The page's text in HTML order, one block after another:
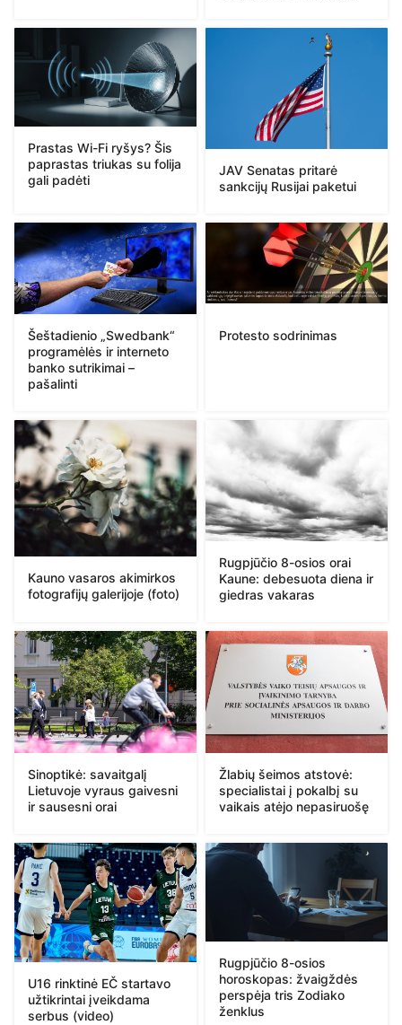
Prastas Wi-Fi ryšys? Šis
paprastas triukas su folija
gali padėti
JAV Senatas pritarė
sankcijų Rusijai paketui
Šeštadienio „Swedbank“
programėlės ir interneto
banko sutrikimai –
pašalinti
Protesto sodrinimas
Kauno vasaros akimirkos
fotografijų galerijoje (foto)
Rugpjūčio 8-osios orai
Kaune: debesuota diena ir
giedras vakaras
Sinoptikė: savaitgalį
Lietuvoje vyraus gaivesni
ir sausesni orai
Žlabių šeimos atstovė:
specialistai į pokalbį su
vaikais atėjo nepasiruošę
U16 rinktinė EČ startavo
užtikrintai įveikdama
serbus (video)
Rugpjūčio 8-osios
horoskopas: žvaigždės
perspėja tris Zodiako
ženklus